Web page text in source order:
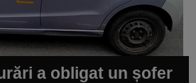
a obligat un șofer